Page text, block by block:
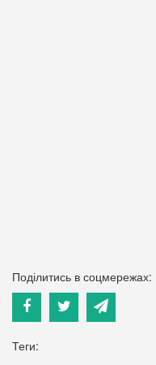
Поділитись в соцмережах:
Теги: